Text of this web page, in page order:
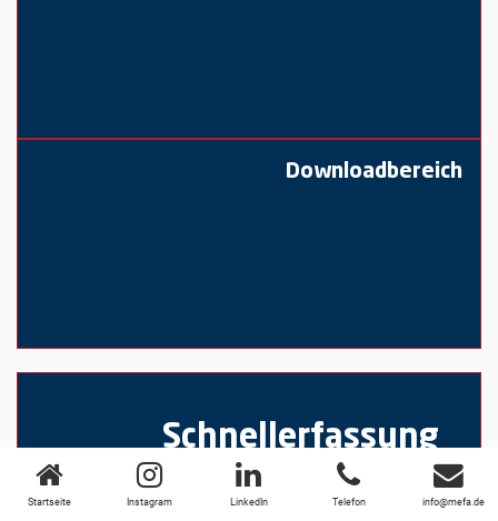
Startseite Instagram LinkedIn Telefon info@mefa.de
Downloadbereich
Schnellerfassung